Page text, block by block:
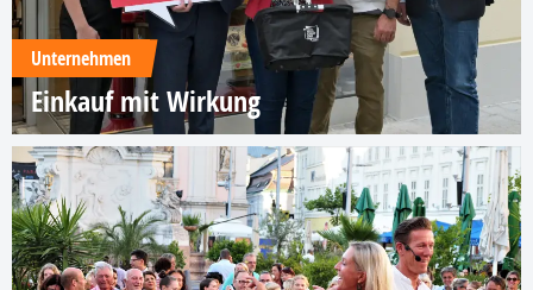
Unternehmen
Einkauf mit Wirkung